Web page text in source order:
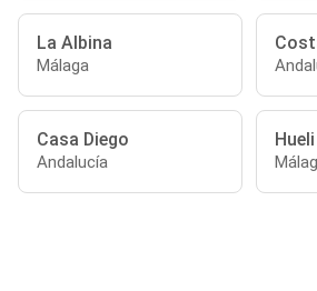
La Albina
Málaga
Casa Diego
Andalucía
Hueli